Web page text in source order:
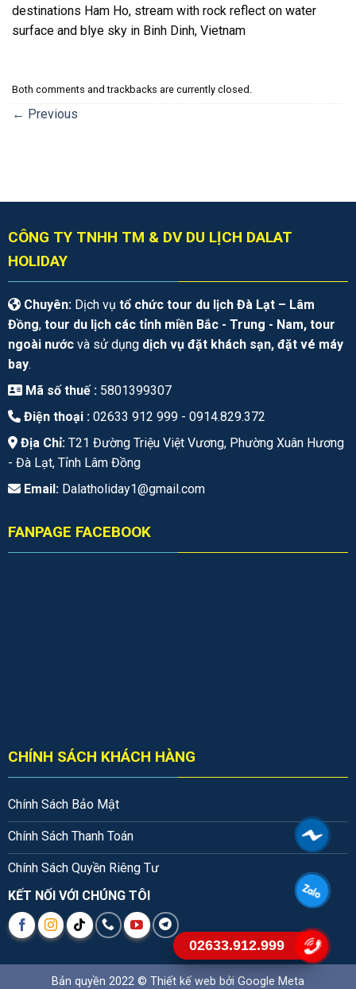
destinations Ham Ho, stream with rock reflect on water
surface and blye sky in Binh Dinh, Vietnam
Both comments and trackbacks are currently closed.
← Previous
CÔNG TY TNHH TM & DV DU LỊCH DALAT
HOLIDAY
Chuyên:Dịch vụ tổ chức tour du lịch Đà Lạt – Lâm
Đồng, tour du lịch các tỉnh miền Bắc - Trung - Nam, tour
ngoài nướcvà sử dụng dịch vụ đặt khách sạn, đặt vé máy
bay.
Mã số thuế : 5801399307
Điện thoại : 02633 912 999 - 0914.829.372
Địa Chỉ: T21 Đường Triệu Việt Vương, Phường Xuân Hương
- Đà Lạt, Tỉnh Lâm Đồng
Email: Dalatholiday1@gmail.com
FANPAGE FACEBOOK
CHÍNH SÁCH KHÁCH HÀNG
Chính Sách Bảo Mật
Chính Sách Thanh Toán
Chính Sách Quyền Riêng Tư
KẾT NỐI VỚI CHÚNG TÔI
Bản quyền 2022 © Thiết kế web bởi Google Meta
02633.912.999